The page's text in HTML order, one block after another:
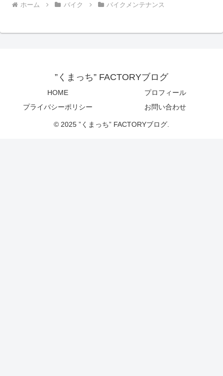
ホーム バイク バイクメンテナンス
”くまっち” FACTORYブログ
HOME
プロフィール
プライバシーポリシー
お問い合わせ
© 2025 ”くまっち” FACTORYブログ.